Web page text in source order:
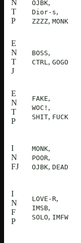
N
T
P
OJBK,
Dior-s,
ZZZZ, MONK
E
N
T
J
BOSS,
CTRL , GOGO
E
N
T
P
FAKE,
WOC! ,
SHIT, FUCK
I
N
FJ
MONK,
POOR,
OJBK, DEAD
I
N
F
P
LOVE-R,
IMSB,
SOLO, IMFW